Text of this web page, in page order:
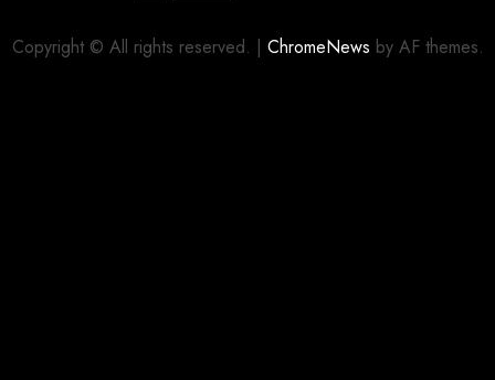
Copyright © All rights reserved. | ChromeNews by AF themes.